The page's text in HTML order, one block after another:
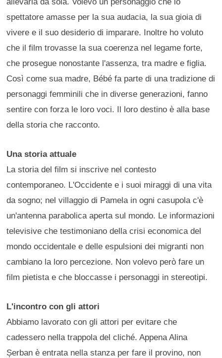
spettatore amasse per la sua audacia, la sua gioia di
vivere e il suo desiderio di imparare. Inoltre ho voluto
che il film trovasse la sua coerenza nel legame forte,
che prosegue nonostante l'assenza, tra madre e figlia.
Così come sua madre, Bébé fa parte di una tradizione di
personaggi femminili che in diverse generazioni, fanno
sentire con forza le loro voci. Il loro destino è alla base
della storia che racconto.
Una storia attuale
La storia del film si inscrive nel contesto
contemporaneo. L'Occidente e i suoi miraggi di una vita
da sogno; nel villaggio di Pamela in ogni casupola c'è
un'antenna parabolica aperta sul mondo. Le informazioni
televisive che testimoniano della crisi economica del
mondo occidentale e delle espulsioni dei migranti non
cambiano la loro percezione. Non volevo però fare un
film pietista e che bloccasse i personaggi in stereotipi.
L'incontro con gli attori
Abbiamo lavorato con gli attori per evitare che
cadessero nella trappola del cliché. Appena Alina
Șerban è entrata nella stanza per fare il provino, non